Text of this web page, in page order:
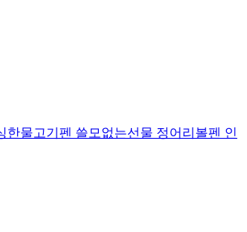
한물고기펜 쓸모없는선물 정어리볼펜 인